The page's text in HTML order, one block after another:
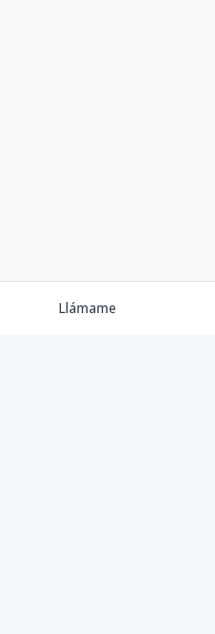
Llámame